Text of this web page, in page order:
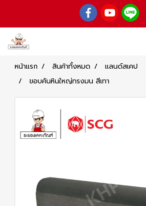
หน้าแรก สินค้าทั้งหมด
แลนด์สเคป
ขอบคันหินใหญ่ทรงมน สีเทา